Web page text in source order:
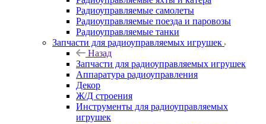
Радиоуправляемые самолеты
Радиоуправляемые поезда и паровозы
Радиоуправляемые танки
Запчасти для радиоуправляемых игрушек
Назад
Запчасти для радиоуправляемых игрушек
Аппаратура радиоуправления
Декор
Ж/Д строения
Инструменты для радиоуправляемых
игрушек